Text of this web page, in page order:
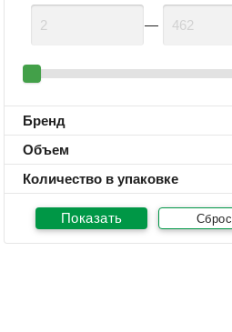
—
Бренд
Объем
Количество в упаковке
Сброс